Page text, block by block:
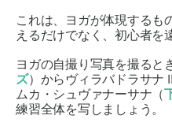
これは、ヨガが体現するも
えるだけでなく、初心者を
ヨガの自撮り写真を撮ると
ズ）から ヴィラバドラサナ
ムカ・シュヴァナーサナ （
練習全体を写しましょう。